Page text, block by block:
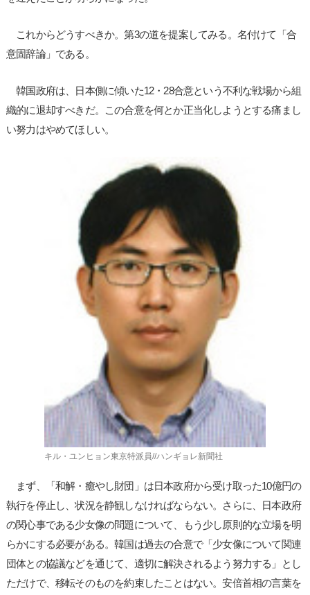
これからどうすべきか。第3の道を提案してみる。名付けて「合
意固辞論」である。
韓国政府は、日本側に傾いた12・28合意という不利な戦場から組
織的に退却すべきだ。この合意を何とか正当化しようとする痛まし
い努力はやめてほしい。
キル・ユンヒョン東京特派員//ハンギョレ新聞社
まず、「和解・癒やし財団」は日本政府から受け取った10億円の
執行を停止し、状況を静観しなければならない。さらに、日本政府
の関心事である少女像の問題について、もう少し原則的な立場を明
らかにする必要がある。韓国は過去の合意で「少女像について関連
団体との協議などを通じて、適切に解決されるよう努力する」とし
ただけで、移転そのものを約束したことはない。安倍首相の言葉を